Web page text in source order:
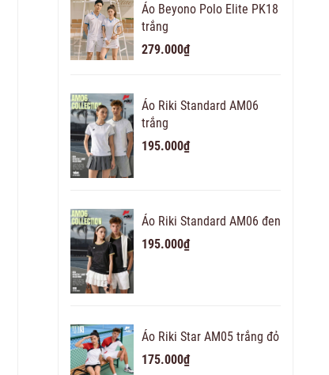
Áo Beyono Polo Elite PK18
trắng
279.000₫
Áo Riki Standard AM06
trắng
195.000₫
Áo Riki Standard AM06 đen
195.000₫
Áo Riki Star AM05 trắng đỏ
175.000₫